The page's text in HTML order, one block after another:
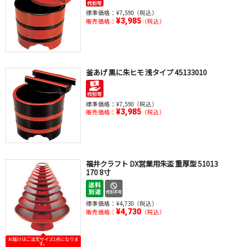
標準価格： ¥7,590（税込）
販売価格： ¥3,985（税込）
釜あげ 黒に朱ヒモ 浅タイプ 45133010
標準価格： ¥7,590（税込）
販売価格： ¥3,985（税込）
お届けはご注文サイズ1点になりま
す。
福井クラフト DX営業用朱盃 重厚型 51013
170 8寸
標準価格： ¥4,730（税込）
販売価格： ¥4,730（税込）